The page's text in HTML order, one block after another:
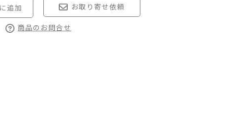
お取り寄せ依頼
商品のお問合せ